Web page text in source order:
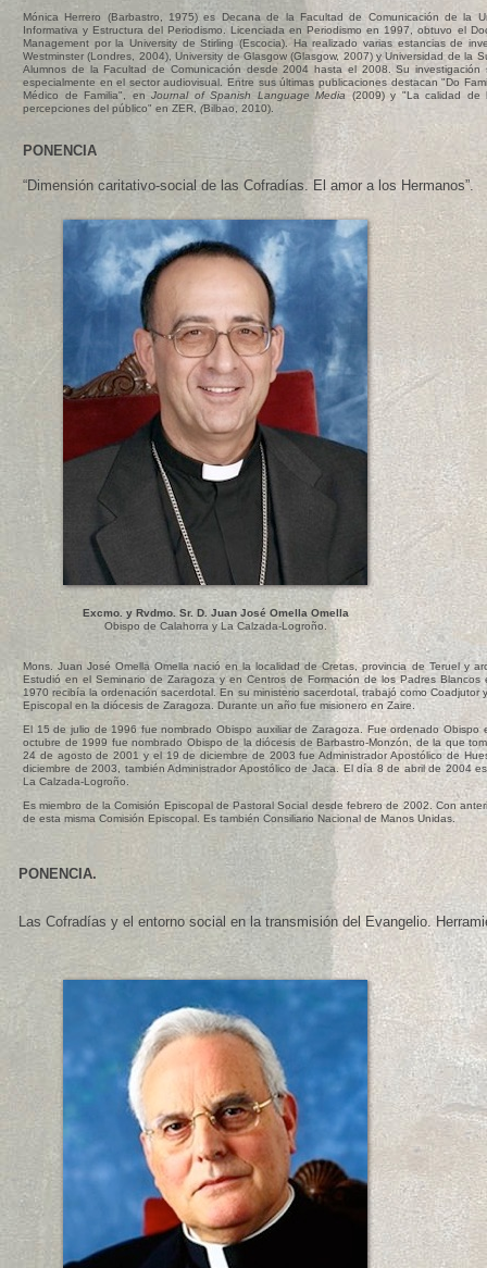
Mónica Herrero (Barbastro, 1975) es Decana de la Facultad de Comunicación de la
Informativa y Estructura del Periodismo. Licenciada en Periodismo en 1997, obtuvo el
Management por la University de Stirling (Escocia). Ha realizado varias estancias de
Westminster (Londres, 2004), University de Glasgow (Glasgow, 2007) y Universidad de la
Alumnos de la Facultad de Comunicación desde 2004 hasta el 2008. Su
especialmente en el sector audiovisual. Entre sus últimas publicaciones destacan "Do
Médico de Familia", enJournal of Spanish Language Media (2009) y "La calidad de
percepciones del público" en ZER, (Bilbao, 2010).
PONENCIA
“Dimensión caritativo-social de las Cofradías. El amor a los Hermanos”.
Excmo. y Rvdmo. Sr. D. Juan José Omella Omella
Obispo de Calahorra y La Calzada-Logroño.
Mons. Juan José Omella Omella nació en la localidad de Cretas, provincia de Teruel y
Estudió en el Seminario de Zaragoza y en Centros de Formación de los Padres
1970 recibía la ordenación sacerdotal. En su ministerio sacerdotal, trabajó como
Episcopal en la diócesis de Zaragoza. Durante un año fue misionero en Zaire.
El 15 de julio de 1996 fue nombrado Obispo auxiliar de Zaragoza. Fue ordenado
octubre de 1999 fue nombrado Obispo de la diócesis de Barbastro-Monzón, de la que
24 de agosto de 2001 y el 19 de diciembre de 2003 fue Administrador Apostólico de
diciembre de 2003, también Administrador Apostólico de Jaca. El día 8 de abril de 2004
La Calzada-Logroño.
Es miembro de la Comisión Episcopal de Pastoral Social desde febrero de 2002. Con
de esta misma Comisión Episcopal. Es también Consiliario Nacional de Manos Unidas.
PONENCIA.
Las Cofradías y el entorno social en la transmisión del Evangelio.